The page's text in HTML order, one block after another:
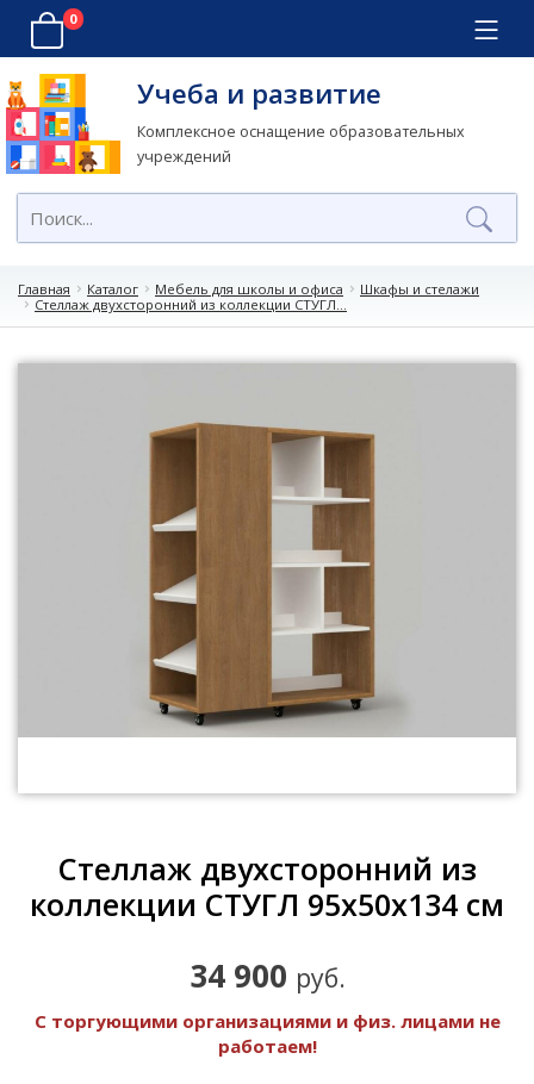
0
Учеба и развитие
Комплексное оснащение образовательных
учреждений
Главная Каталог Мебель для школы и офиса
Шкафы и стелажи
Стеллаж двухсторонний из коллекции СТУГЛ...
Стеллаж двухсторонний из
коллекции СТУГЛ 95х50х134 см
34 900 руб.
С торгующими организациями и физ. лицами не
работаем!